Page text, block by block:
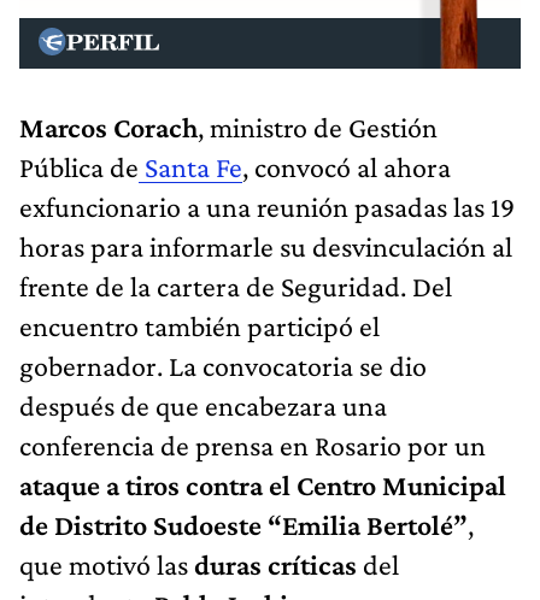
Marcos Corach, ministro de Gestión
Pública de Santa Fe, convocó al ahora
exfuncionario a una reunión pasadas las 19
horas para informarle su desvinculación al
frente de la cartera de Seguridad. Del
encuentro también participó el
gobernador. La convocatoria se dio
después de que encabezara una
conferencia de prensa en Rosario por un
ataque a tiros contra el Centro Municipal
de Distrito Sudoeste “Emilia Bertolé”,
que motivó lasduras críticas del